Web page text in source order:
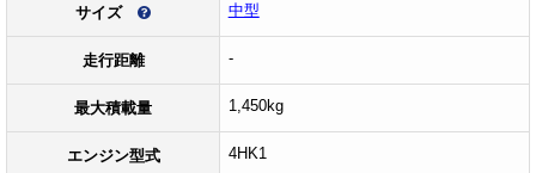
サイズ 中型
走行距離 -
最大積載量 1,450kg
エンジン型式 4HK1